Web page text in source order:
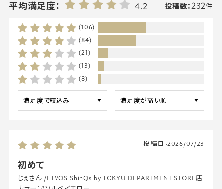
平均満足度： 4.2 投稿数：232件
(106)
(84)
(21)
(13)
(8)
初めて
投稿日：2026/07/23
じぇさん /ETVOS ShinQs by TOKYU DEPARTMENT STORE店